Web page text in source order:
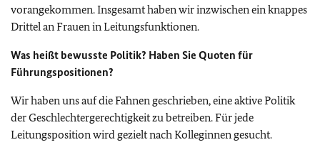
vorangekommen. Insgesamt haben wir inzwischen ein knappes
Drittel an Frauen in Leitungsfunktionen.
Was heißt bewusste Politik? Haben Sie Quoten für
Führungspositionen?
Wir haben uns auf die Fahnen geschrieben, eine aktive Politik
der Geschlechtergerechtigkeit zu betreiben. Für jede
Leitungsposition wird gezielt nach Kolleginnen gesucht.